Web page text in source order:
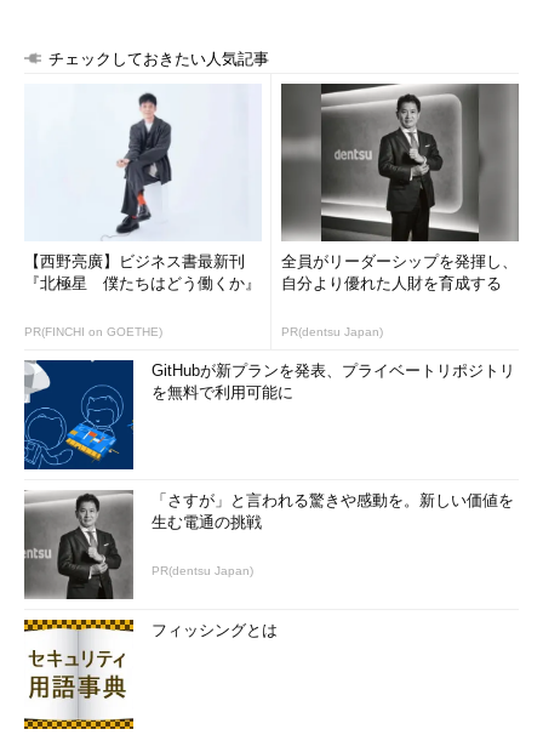
チェックしておきたい人気記事
【西野亮廣】ビジネス書最新刊
『北極星 僕たちはどう働くか』
PR(FINCHI on GOETHE)
全員がリーダーシップを発揮し、
自分より優れた人財を育成する
PR(dentsu Japan)
GitHubが新プランを発表、プライベートリポジトリ
を無料で利用可能に
「さすが」と言われる驚きや感動を。新しい価値を
生む電通の挑戦
PR(dentsu Japan)
フィッシングとは